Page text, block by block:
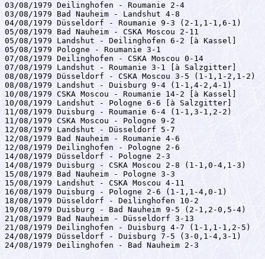
03/08/1979 Deilinghofen - Roumanie 2-4
03/08/1979 Bad Nauheim - Landshut 4-8
04/08/1979 Düsseldorf - Roumanie 9-3 (2-1,1-1,6-1)
05/08/1979 Bad Nauheim - CSKA Moscou 2-11
05/08/1979 Landshut - Deilinghofen 6-2 [à Kassel]
05/08/1979 Pologne - Roumanie 3-1
07/08/1979 Deilinghofen - CSKA Moscou 0-14
07/08/1979 Landshut - Roumanie 3-1 [à Salzgitter]
08/08/1979 Düsseldorf - CSKA Moscou 3-5 (1-1,1-2,1-2)
08/08/1979 Landshut - Duisburg 9-4 (1-1,4-2,4-1)
10/08/1979 CSKA Moscou - Roumanie 14-2 [à Kassel]
10/08/1979 Landshut - Pologne 6-6 [à Salzgitter]
11/08/1979 Duisburg - Roumanie 6-4 (1-1,3-1,2-2)
11/08/1979 CSKA Moscou - Pologne 9-2
12/08/1979 Landshut - Düsseldorf 5-7
12/08/1979 Bad Nauheim - Roumanie 4-6
12/08/1979 Deilinghofen - Pologne 2-6
14/08/1979 Düsseldorf - Pologne 2-3
14/08/1979 Duisburg - CSKA Moscou 2-8 (1-1,0-4,1-3)
15/08/1979 Bad Nauheim - Pologne 3-3
15/08/1979 Landshut - CSKA Moscou 4-11
16/08/1979 Duisburg - Pologne 2-6 (1-1,1-4,0-1)
18/08/1979 Düsseldorf - Deilinghofen 10-2
19/08/1979 Duisburg - Bad Nauheim 9-5 (2-1,2-0,5-4)
21/08/1979 Bad Nauheim - Düsseldorf 3-13
21/08/1979 Deilinghofen - Duisburg 4-7 (1-1,1-1,2-5)
24/08/1979 Düsseldorf - Duisburg 7-5 (3-0,1-4,3-1)
24/08/1979 Deilinghofen - Bad Nauheim 2-3